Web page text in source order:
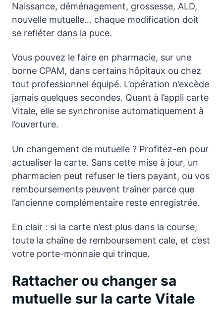
Naissance, déménagement, grossesse, ALD,
nouvelle mutuelle… chaque modification doit
se refléter dans la puce.
Vous pouvez le faire en pharmacie, sur une
borne CPAM, dans certains hôpitaux ou chez
tout professionnel équipé. L’opération n’excède
jamais quelques secondes. Quant à l’appli carte
Vitale, elle se synchronise automatiquement à
l’ouverture.
Un changement de mutuelle ? Profitez-en pour
actualiser la carte. Sans cette mise à jour, un
pharmacien peut refuser le tiers payant, ou vos
remboursements peuvent traîner parce que
l’ancienne complémentaire reste enregistrée.
En clair : si la carte n’est plus dans la course,
toute la chaîne de remboursement cale, et c’est
votre porte-monnaie qui trinque.
Rattacher ou changer sa
mutuelle sur la carte Vitale